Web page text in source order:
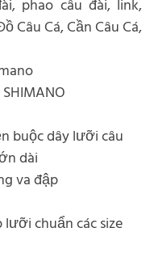
phao câu đài, link,
Câu Cá, Cần Câu Cá,
buộc dây lưỡi câu
dài
va đập
chuẩn các size